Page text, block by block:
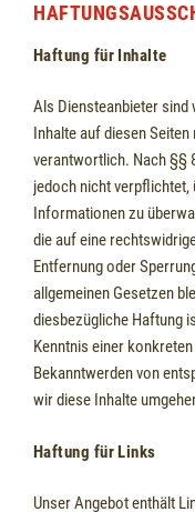
Haftung für Inhalte
Als Diensteanbieter sind
Inhalte auf diesen
verantwortlich. Nach §§
jedoch nicht
Informationen zu
die auf eine
Entfernung oder
allgemeinen Gesetzen
diesbezügliche Haftung
Kenntnis einer
Bekanntwerden von
wir diese Inhalte
Haftung für Links
Unser Angebot enthält